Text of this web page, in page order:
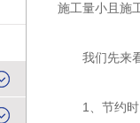
施工量小且施
我们先来看
1、节约时间